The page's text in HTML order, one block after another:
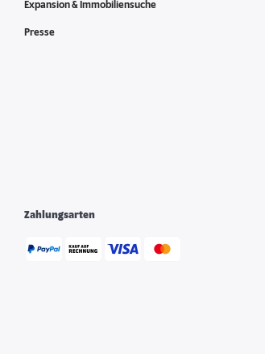
Expansion & Immobiliensuche
Presse
Zahlungsarten